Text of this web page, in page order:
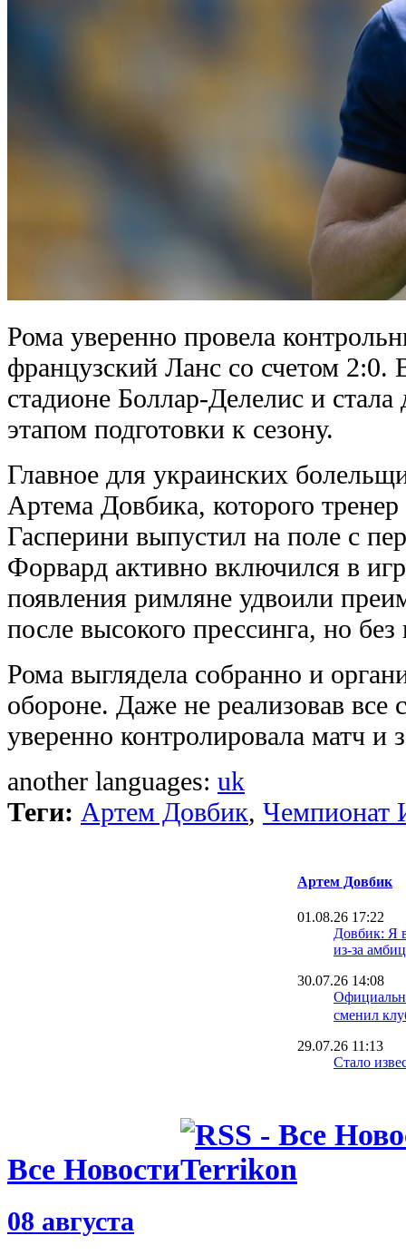
Рома уверенно провела
французский Ланс со счетом 2:0.
стадионе Боллар-Делелис и
этапом подготовки к сезону.
Главное для украинских
Артема Довбика, которого
Гасперини выпустил на поле с
Форвард активно включился в
появления римляне удвоили
после высокого прессинга, но
Рома выглядела собранно и
обороне. Даже не реализовав
уверенно контролировала матч и
another languages: uk
Теги: Артем Довбик, Чемпионат
Артем Довбик
01.08.26 17:22
Довбик: Я
из-за
30.07.26 14:08
сменил
29.07.26 11:13
Стало
Сегодня
Все Новости
08 августа